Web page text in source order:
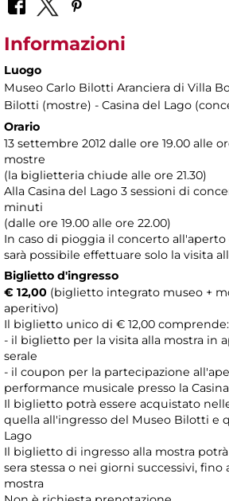
Informazioni
Luogo
Museo Carlo Bilotti Aranciera di Villa
Bilotti (mostre) - Casina del Lago
Orario
13 settembre 2012 dalle ore 19.00 alle
mostre
(la biglietteria chiude alle ore 21.30)
Alla Casina del Lago 3 sessioni di
minuti
(dalle ore 19.00 alle ore 22.00)
In caso di pioggia il concerto
sarà possibile effettuare solo la visita
Biglietto d'ingresso
€ 12,00 (biglietto integrato museo +
aperitivo)
Il biglietto unico di € 12,00 comprende:
- il biglietto per la visita alla mostra in
serale
- il coupon per la partecipazione
performance musicale presso la
Il biglietto potrà essere acquistato
quella all'ingresso del Museo Bilotti e
Lago
Il biglietto di ingresso alla mostra
sera stessa o nei giorni successivi, fino
mostra